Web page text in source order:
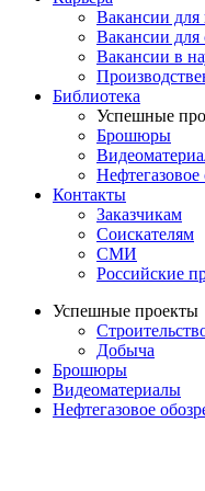
Вакансии для
Вакансии для
Вакансии в
Библиотека
Успешные
Брошюры
Нефтегазовое
Контакты
Заказчикам
Соискателям
СМИ
Российские
Успешные проекты
Добыча
Брошюры
Видеоматериалы
Нефтегазовое